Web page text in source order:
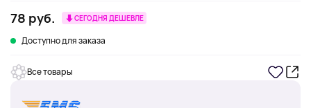
78 руб. СЕГОДНЯ ДЕШЕВЛЕ
Доступно для заказа
Все товары